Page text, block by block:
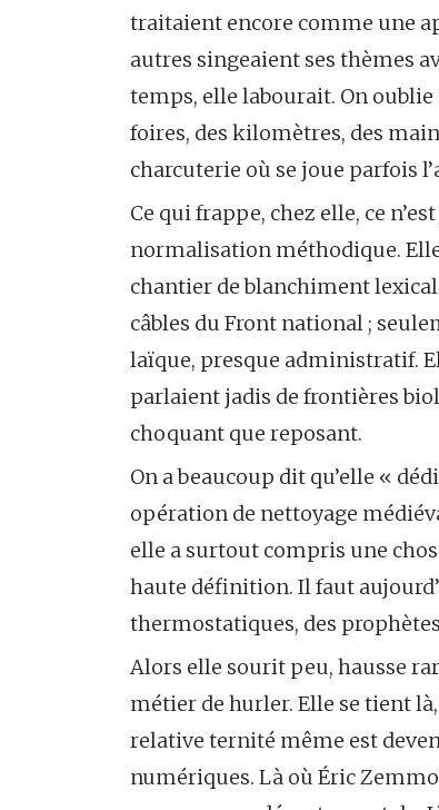
traitaient encore comme une
autres singeaient ses thèmes
temps, elle labourait. On
foires, des kilomètres, des
charcuterie où se joue parfois
Ce qui frappe, chez elle, ce
normalisation méthodique.
chantier de blanchiment
câbles du Front national ;
laïque, presque administratif.
parlaient jadis de frontières
choquant que reposant.
On a beaucoup dit qu’elle «
opération de nettoyage
elle a surtout compris une
haute définition. Il faut
thermostatiques, des
Alors elle sourit peu, hausse
métier de hurler. Elle se tient
relative ternité même est
numériques. Là où Éric